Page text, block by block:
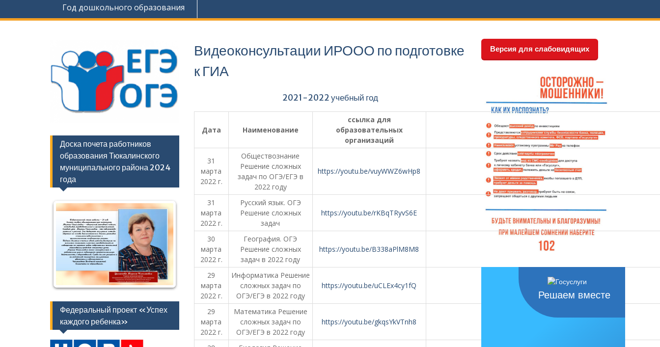
Год дошкольного образования
Видеоконсультации ИРООО по подготовке
к ГИА
2021-2022 учебный год
Дата Наименование
ссылка для
образовательных
организаций
31
марта
2022 г.
Обществознание
Решение сложных
задач по ОГЭ/ЕГЭ в
2022 году
https://youtu.be/vuyWWZ6wHp8
31
марта
2022 г.
Русский язык. ОГЭ
Решение сложных
задач
https://youtu.be/rKBqTRyvS6E
30
марта
2022 г.
География. ОГЭ
Решение сложных
задач в 2022 году
https://youtu.be/B338aPlM8M8
29
марта
2022 г.
Информатика Решение
сложных задач по
ОГЭ/ЕГЭ в 2022 году
https://youtu.be/uCLEx4cy1fQ
29
марта
2022 г.
Математика Решение
сложных задач по
ОГЭ/ЕГЭ в 2022 году
https://youtu.be/gkqsYkVTnh8
Версия для слабовидящих
Решаем вместе
Доска почета работников
образования Тюкалинского
муниципального района 2024
года
Федеральный проект «Успех
каждого ребенка»